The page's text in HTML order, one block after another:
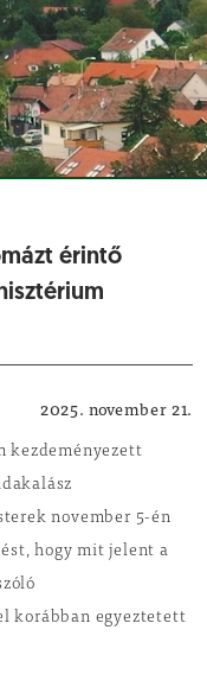
érintő
2025. november 21.
kezdeményezett
november 5-én
hogy mit jelent a
korábban egyeztetett